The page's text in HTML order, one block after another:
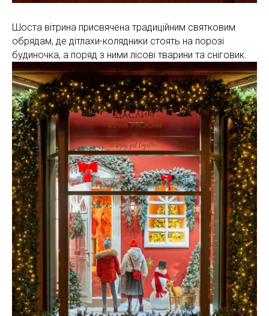
Шоста вітрина присвячена традиційним святковим
обрядам, де дітлахи-колядники стоять на порозі
будиночка, а поряд з ними лісові тварини та сніговик.